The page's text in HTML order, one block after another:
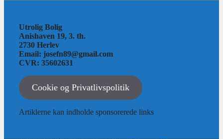
Utrolig Bolig
Anishaven 19, 3. th.
2730 Herlev
Email: josefn89@gmail.com
CVR: 35602631
Cookie og Privatlivspolitik
Artiklerne kan indholde sponsorerede links